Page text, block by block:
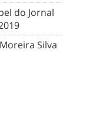
do Jornal
Silva